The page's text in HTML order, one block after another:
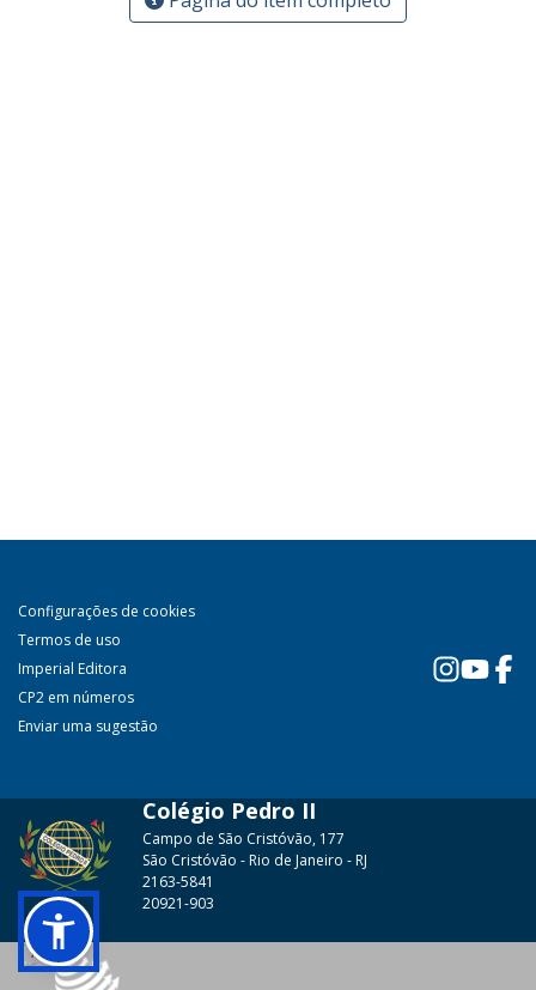
Configurações de cookies
Termos de uso
Imperial Editora
CP2 em números
Enviar uma sugestão
Colégio Pedro II
Campo de São Cristóvão, 177
São Cristóvão - Rio de Janeiro - RJ
2163-5841
20921-903